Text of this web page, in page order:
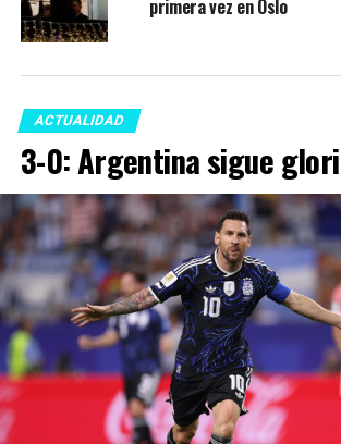
primera vez en Oslo
ACTUALIDAD
3-0: Argentina sigue